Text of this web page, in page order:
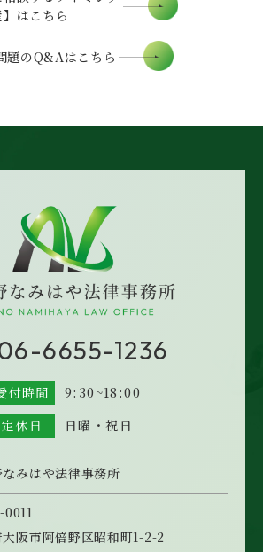
】はこちら
題のQ&Aはこちら
6655-1236
付時間
9:30~18:00
定休日
日曜・祝日
みはや法律事務所
0011
阪市阿倍野区昭和町1-2-2